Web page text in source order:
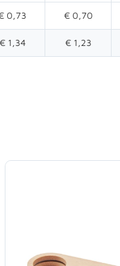
0,73 € 0,70
€ 1,34 € 1,23